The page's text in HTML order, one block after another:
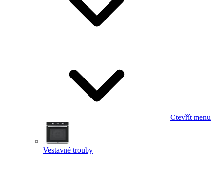
Otevřít menu
Vestavné trouby